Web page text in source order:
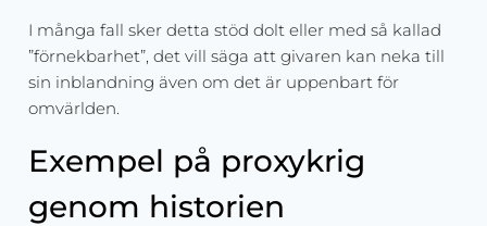
I många fall sker detta stöd dolt eller med så kallad
”förnekbarhet”, det vill säga att givaren kan neka till
sin inblandning även om det är uppenbart för
omvärlden.
Exempel på proxykrig
genom historien